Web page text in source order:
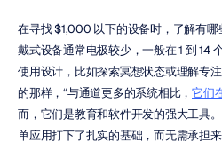
在寻找 $1,000 以下的设备时，了解有
戴式设备通常电极较少，一般在 1 到 14
使用设计，比如探索冥想状态或理解专
的那样，“与通道更多的系统相比， 它们
而，它们是教育和软件开发的强大工具
单应用打下了扎实的基础，而无需承担